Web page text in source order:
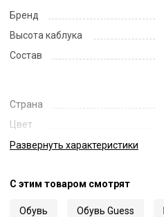
Бренд
Высота каблука
Состав
Страна
Цвет
Код
Развернуть характеристики
С этим товаром смотрят
Обувь Обувь Guess